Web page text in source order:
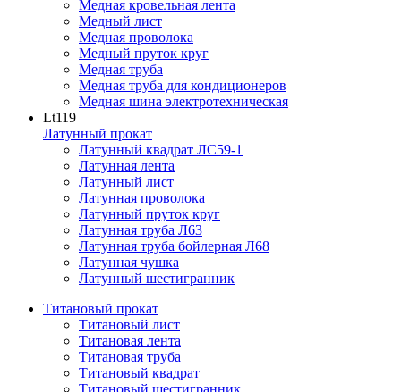
Медная кровельная лента
Медный лист
Медная проволока
Медный пруток круг
Медная труба
Медная труба для кондиционеров
Медная шина электротехническая
Lt119
Латунный прокат
Латунный квадрат ЛС59-1
Латунная лента
Латунный лист
Латунная проволока
Латунный пруток круг
Латунная труба Л63
Латунная труба бойлерная Л68
Латунная чушка
Латунный шестигранник
Титановый прокат
Титановый лист
Титановая лента
Титановая труба
Титановый квадрат
Титановый шестигранник